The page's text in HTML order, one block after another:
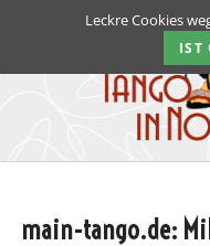
main-tango.de:
Leckre Cookies
IST